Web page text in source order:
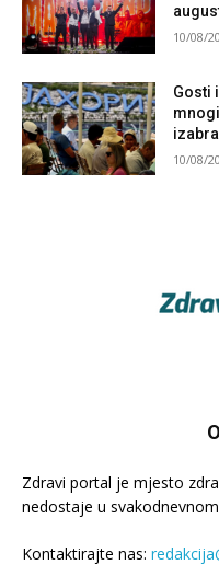
10/08/
Gosti
10/08/
Zdravi portal je mjesto
nedostaje u
Kontaktirajte nas: